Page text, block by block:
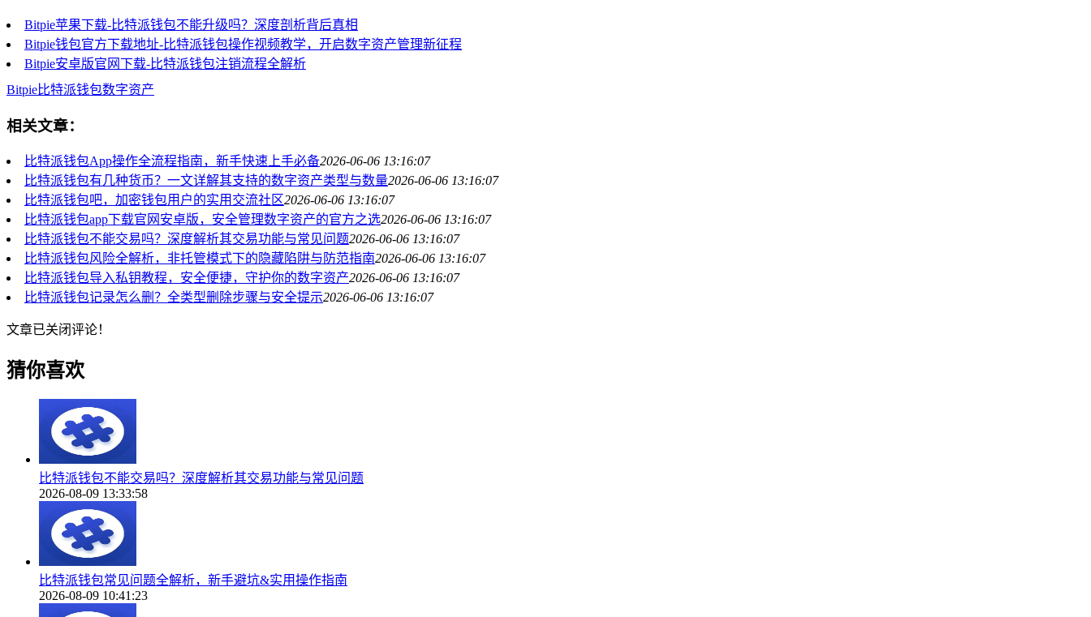
Bitpie苹果下载-比特派钱包不能升级吗？深度剖析背后真相
Bitpie钱包官方下载地址-比特派钱包操作视频教学，开启数字资产管理新征程
Bitpie安卓版官网下载-比特派钱包注销流程全解析
Bitpie比特派钱包数字资产
相关文章：
比特派钱包App操作全流程指南，新手快速上手必备2026-06-06 13:16:07
比特派钱包有几种货币？一文详解其支持的数字资产类型与数量2026-06-06 13:16:07
比特派钱包吧，加密钱包用户的实用交流社区2026-06-06 13:16:07
比特派钱包app下载官网安卓版，安全管理数字资产的官方之选2026-06-06 13:16:07
比特派钱包不能交易吗？深度解析其交易功能与常见问题2026-06-06 13:16:07
比特派钱包风险全解析，非托管模式下的隐藏陷阱与防范指南2026-06-06 13:16:07
比特派钱包导入私钥教程，安全便捷，守护你的数字资产2026-06-06 13:16:07
比特派钱包记录怎么删？全类型删除步骤与安全提示2026-06-06 13:16:07
文章已关闭评论！
猜你喜欢
比特派钱包不能交易吗？深度解析其交易功能与常见问题
2026-08-09 13:33:58
比特派钱包常见问题全解析，新手避坑&实用操作指南
2026-08-09 10:41:23